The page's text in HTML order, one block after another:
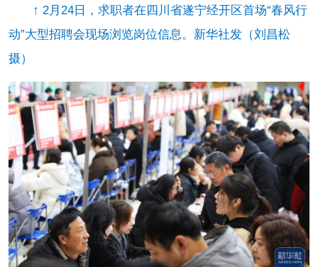
↑ 2月24日，求职者在四川省遂宁经开区首场“春风行
动”大型招聘会现场浏览岗位信息。新华社发（刘昌松
摄）